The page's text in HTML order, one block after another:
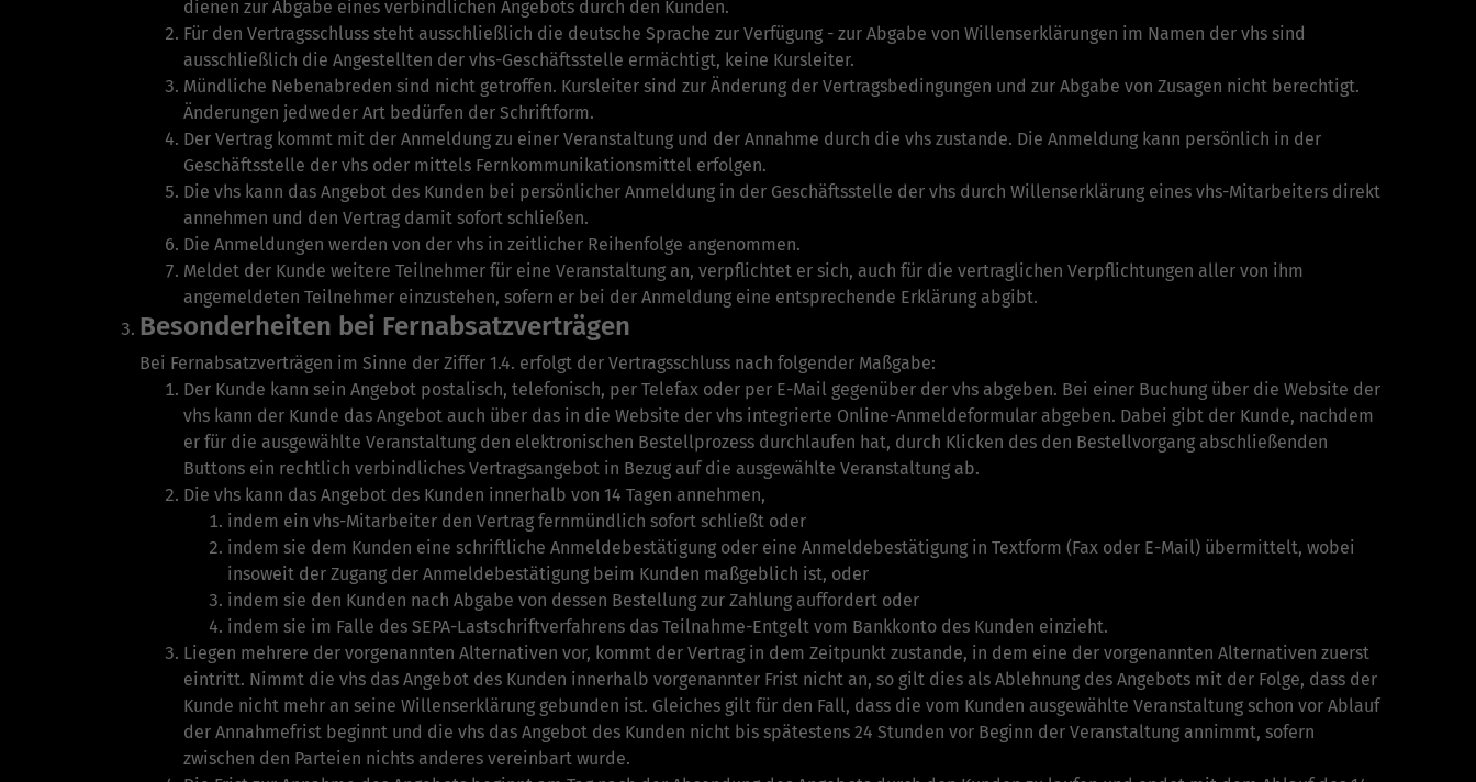
dienen zur Abgabe eines verbindlichen Angebots durch den Kunden.
Für den Vertragsschluss steht ausschließlich die deutsche Sprache zur Verfügung - zur Abgabe von Willenserklärungen im Namen der vhs sind
ausschließlich die Angestellten der vhs-Geschäftsstelle­ ermächtigt, keine Kursleiter.
Mündliche Nebenabreden sind nicht getroffen. Kursleiter sind zur Änderung der Vertragsbedingungen und zur Abgabe von Zusagen nicht berechtigt.
Änderungen jedweder Art bedürfen der Schriftform.
Der Vertrag kommt mit der Anmeldung zu einer Veranstaltung und der Annahme durch die vhs zustande. Die Anmeldung kann persönlich in der
Geschäftsstelle der vhs oder mittels Fernkommunikationsmittel erfolgen.
Die vhs kann das Angebot des Kunden bei persönlicher Anmeldung in der Geschäftsstelle der vhs durch Willenserklärung eines vhs­-Mitarbeiters direkt
annehmen und den Vertrag damit sofort schließen­.
Die Anmeldungen werden von der vhs in zeitlicher Reihenfolge angenommen.
Meldet der Kunde weitere Teilnehmer für eine Veranstaltung an, verpflichtet er sich, auch für die vertraglichen Verpflichtungen aller von ihm
angemeldeten Teilnehmer einzustehen, sofern er bei der Anmeldung eine entsprechende Erklärung abgibt.
Besonderheiten bei Fernabsatzverträgen
Bei Fernabsatzverträgen im Sinne der Ziffer 1.4. erfolgt der Vertragsschluss nach folgender Maßgabe:
Der Kunde kann sein Angebot postalisch, telefonisch, per Telefax oder per E-Mail gegenüber der vhs abgeben. Bei einer Buchung über die Website der
vhs kann der Kunde das Angebot auch über das in die Website der vhs integrierte Online-Anmeldeformular abgeben. Dabei gibt der Kunde, nachdem
er für die ausgewählte Veranstaltung den elektronischen Bestellprozess durchlaufen hat, durch Klicken des den Bestellvorgang abschließenden
Buttons ein rechtlich verbindliches Vertrags­angebot in Bezug auf die ausgewählte Veranstaltung ab.
Die vhs kann das Angebot des Kunden innerhalb von 14 Tagen annehmen,
indem ein vhs-Mitarbeiter den Vertrag fernmündlich sofort schließt oder
indem sie dem Kunden eine schriftliche Anmeldebestätigung oder eine Anmeldebestätigung in Textform (Fax oder E-Mail) übermittelt, wobei
insoweit der Zugang der Anmeldebestätigung beim Kunden maßgeblich ist, oder
indem sie den Kunden nach Abgabe von dessen Bestellung zur Zahlung auffordert oder
indem sie im Falle des SEPA-Lastschriftverfahrens das Teilnahme-Entgelt vom Bankkonto des Kunden einzieht.
Liegen mehrere der vorgenannten Alternativen vor, kommt der Vertrag in dem Zeitpunkt zustande, in dem eine der vorgenannten Alternativen zuerst
eintritt. Nimmt die vhs das Angebot des Kunden innerhalb vorgenannter Frist nicht an, so gilt dies als Ablehnung des Angebots mit der Folge, dass der
Kunde nicht mehr an seine Willenserklärung gebunden ist. Gleiches gilt für den Fall, dass die vom Kunden ausgewählte Veranstaltung schon vor Ablauf
der Annahmefrist beginnt und die ­vhs­ das Angebot des Kunden nicht bis spätestens 24 Stunden vor Beginn der Veran­staltung annimmt, sofern
zwischen den Parteien nichts anderes vereinbart wurde.